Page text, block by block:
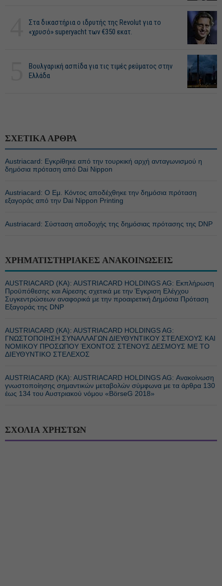
Στα δικαστήρια ο ιδρυτής της Revolut για το
«χρυσό» superyacht των €350 εκατ.
Βουλγαρική ασπίδα για τις τιμές ρεύματος στην
Ελλάδα
ΣΧΕΤΙΚΑ ΑΡΘΡΑ
Austriacard: Εγκρίθηκε από την τουρκική αρχή ανταγωνισμού η
δημόσια πρόταση από Dai Nippon
Austriacard: O Εμ. Κόντος αποδέχθηκε την δημόσια πρόταση
εξαγοράς από την Dai Nippon Printing
Austriacard: Σύσταση αποδοχής της δημόσιας πρότασης της DNP
ΧΡΗΜΑΤΙΣΤΗΡΙΑΚΕΣ ΑΝΑΚΟΙΝΩΣΕΙΣ
AUSTRIACARD (ΚΑ): AUSTRIACARD HOLDINGS AG: Εκπλήρωση
Προϋπόθεσης και Αίρεσης σχετικά με την Έγκριση Ελέγχου
Συγκεντρώσεων αναφορικά με την προαιρετική Δημόσια Πρόταση
Εξαγοράς της DNP
AUSTRIACARD (ΚΑ): AUSTRIACARD HOLDINGS AG:
ΓΝΩΣΤΟΠΟΙΗΣΗ ΣΥΝΑΛΛΑΓΩΝ ΔΙΕΥΘΥΝΤΙΚOY ΣΤΕΛΕΧΟΥΣ ΚΑΙ
ΝΟΜΙΚΟΥ ΠΡΟΣΩΠΟΥ ΈΧΟΝΤΟΣ ΣΤΕΝΟΥΣ ΔΕΣΜΟΥΣ ΜΕ ΤΟ
ΔΙΕΥΘΥΝΤΙΚΟ ΣΤΕΛΕΧΟΣ
AUSTRIACARD (ΚΑ): AUSTRIACARD HOLDINGS AG: Ανακοίνωση
γνωστοποίησης σημαντικών μεταβολών σύμφωνα με τα άρθρα 130
έως 134 του Αυστριακού νόμου «BörseG 2018»
ΣΧΟΛΙΑ ΧΡΗΣΤΩΝ